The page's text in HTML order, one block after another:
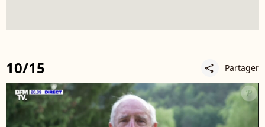
10/15 share Partager